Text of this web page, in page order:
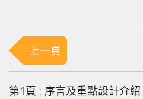
上一頁
第1頁 : 序言及重點設計介紹